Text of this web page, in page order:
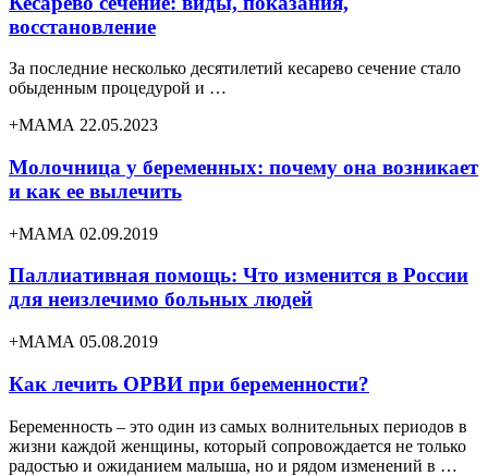
восстановление
За последние несколько десятилетий кесарево сечение стало
обыденным процедурой и …
+МАМА 22.05.2023
Молочница у беременных: почему она возникает
и как ее вылечить
+МАМА 02.09.2019
Паллиативная помощь: Что изменится в России
для неизлечимо больных людей
+МАМА 05.08.2019
Как лечить ОРВИ при беременности?
Беременность – это один из самых волнительных периодов в
жизни каждой женщины, который сопровождается не только
радостью и ожиданием малыша, но и рядом изменений в …